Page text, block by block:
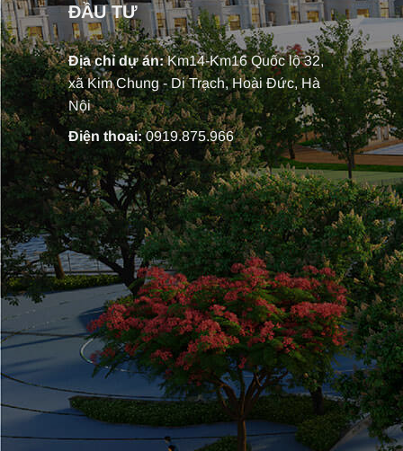
ĐẦU TƯ
Địa chỉ dự án:Km14-Km16 Quốc lộ 32,
xã Kim Chung - Di Trạch, Hoài Đức, Hà
Nội
Điện thoại:0919.875.966